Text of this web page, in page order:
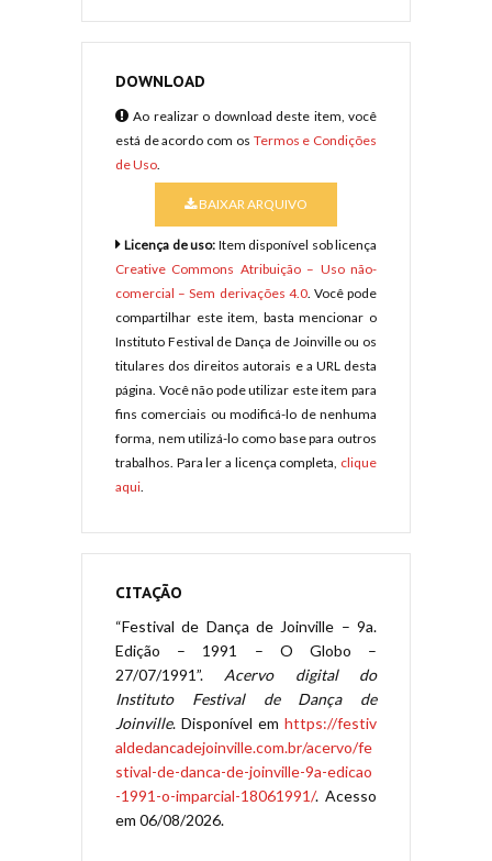
DOWNLOAD
Ao realizar o download deste item, você
está de acordo com os Termos e Condições
de Uso.
BAIXAR ARQUIVO
Licença de uso: Item disponível sob licença
Creative Commons Atribuição – Uso não-
comercial – Sem derivações 4.0. Você pode
compartilhar este item, basta mencionar o
Instituto Festival de Dança de Joinville ou os
titulares dos direitos autorais e a URL desta
página. Você não pode utilizar este item para
fins comerciais ou modificá-lo de nenhuma
forma, nem utilizá-lo como base para outros
trabalhos. Para ler a licença completa, clique
aqui.
CITAÇÃO
“Festival de Dança de Joinville – 9a.
Edição – 1991 – O Globo –
27/07/1991”. Acervo digital do
Instituto Festival de Dança de
Joinville. Disponível em https://festiv
aldedancadejoinville.com.br/acervo/fe
stival-de-danca-de-joinville-9a-edicao
-1991-o-imparcial-18061991/. Acesso
em 06/08/2026.